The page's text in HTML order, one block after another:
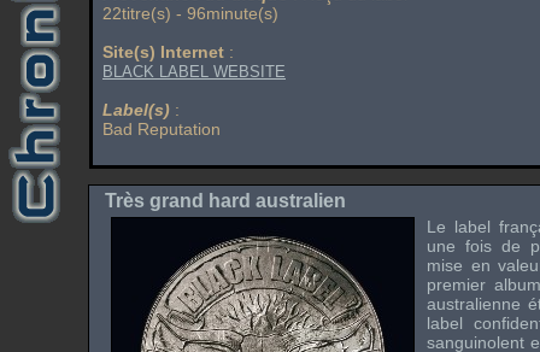
22titre(s) - 96minute(s)
Site(s) Internet :
BLACK LABEL WEBSITE
Label(s) :
Bad Reputation
Très grand hard australien
Le label
une fois de
mise en
premier
australienne
label
sanguinolent